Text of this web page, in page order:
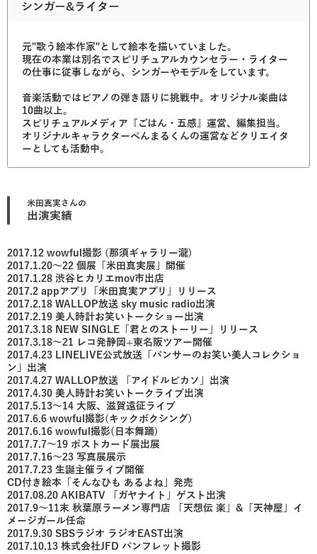
シンガー&ライター
元"歌う絵本作家"として絵本を描いていました。
現在の本業は別名でスピリチュアルカウンセラー・ライター
の仕事に従事しながら、シンガーやモデルをしています。
音楽活動ではピアノの弾き語りに挑戦中。オリジナル楽曲は
10曲以上。
スピリチュアルメディア『ごはん・五感』運営、編集担当。
オリジナルキャラクターぺんまるくんの運営などクリエイタ
ーとしても活動中。
米田真実さんの
出演実績
2017.12 wowful撮影 (那須ギャラリー瀧)
2017.1.20～22 個展「米田真実展」開催
2017.1.28 渋谷ヒカリエmov市出店
2017.2 appアプリ「米田真実アプリ」リリース
2017.2.18 WALLOP放送 sky music radio出演
2017.2.19 美人時計お笑いトークショー出演
2017.3.18 NEW SINGLE「君とのストーリー」リリース
2017.3.18～21 レコ発静岡+東名阪ツアー開催
2017.4.23 LINELIVE公式放送「パンサーのお笑い美人コレクショ
ン」出演
2017.4.27 WALLOP放送 「アイドルピカソ」出演
2017.4.30 美人時計お笑いトークライブ出演
2017.5.13～14 大阪、滋賀遠征ライブ
2017.6.6 wowful撮影(キックボクシング)
2017.6.16 wowful撮影(日本舞踊)
2017.7.7～19 ポストカード展出展
2017.7.16～23 写真展展示
2017.7.23 生誕主催ライブ開催
CD付き絵本「そんなひも あるよね」発売
2017.08.20 AKIBATV 「ガヤナイト」ゲスト出演
2017.9～11末 秋葉原ラーメン専門店 「天想伝 楽」&「天神屋」イ
メージガール任命
2017.9.30 SBSラジオ ラジオEAST出演
2017.10.13 株式会社JFD パンフレット撮影